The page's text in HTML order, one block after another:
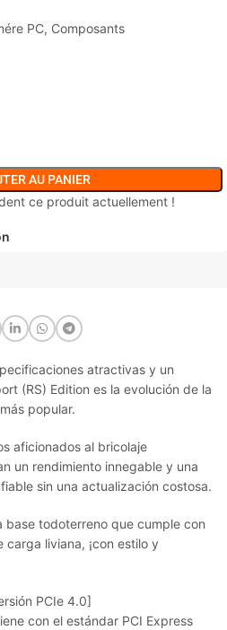
PC, Composants
AU PANIER
ce produit actuellement !
atractivas y un
(RS) Edition es la evolución de la
popular.
aficionados al bricolaje
un rendimiento innegable y una
sin una actualización costosa.
base todoterreno que cumple con
liviana, ¡con estilo y
PCIe 4.0]
con el estándar PCI Express